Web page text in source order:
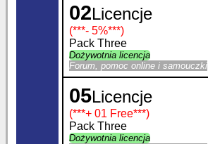
02Licencje
(***- 5%***)
Pack Three
Dożywotnia licencja
Forum, pomoc online i samouczki
05Licencje
(***+ 01 Free***)
Pack Three
Dożywotnia licencja